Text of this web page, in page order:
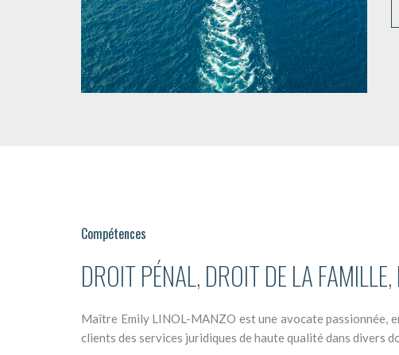
Compétences
DROIT PÉNAL, DROIT DE LA
Maître Emily LINOL-MANZO est une avocate passionnée,
clients des services juridiques de haute qualité dans